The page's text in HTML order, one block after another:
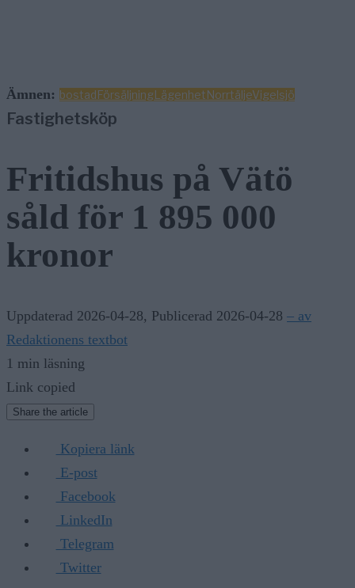
Ämnen: bostadFörsäljningLägenhetNorrtäljeVigelsjö
Fastighetsköp
Fritidshus på Vätö
såld för 1 895 000
kronor
Uppdaterad 2026-04-28, Publicerad 2026-04-28 – av
Redaktionens textbot
1 min läsning
Link copied
Share the article
Kopiera länk
E-post
Facebook
LinkedIn
Telegram
Twitter